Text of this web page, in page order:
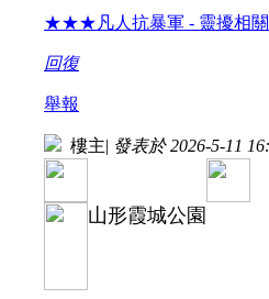
★★★凡人抗暴軍 - 靈擾相
回復
舉報
樓主| 發表於 2026-5-11
山形霞城公園